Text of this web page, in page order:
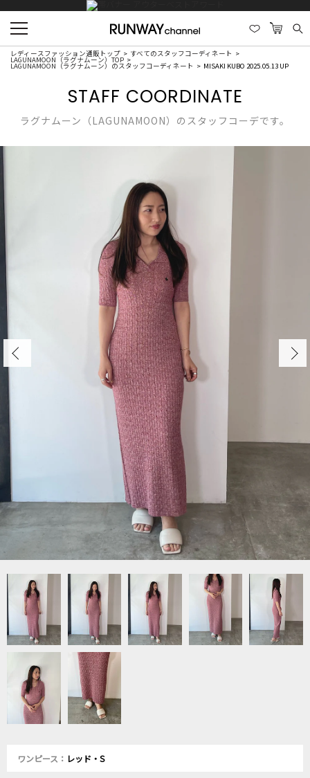
レディースファッション通販トップ すべてのスタッフコーディネート
LAGUNAMOON（ラグナムーン）TOP
LAGUNAMOON（ラグナムーン）のスタッフコーディネート MISAKI KUBO 2025.05.13 UP
STAFF COORDINATE
ラグナムーン（LAGUNAMOON）のスタッフコーデです。
ワンピース： レッド・S